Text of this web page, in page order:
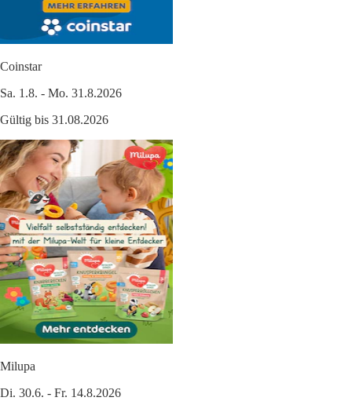
Coinstar
Sa. 1.8. - Mo. 31.8.2026
Gültig bis 31.08.2026
Milupa
Di. 30.6. - Fr. 14.8.2026